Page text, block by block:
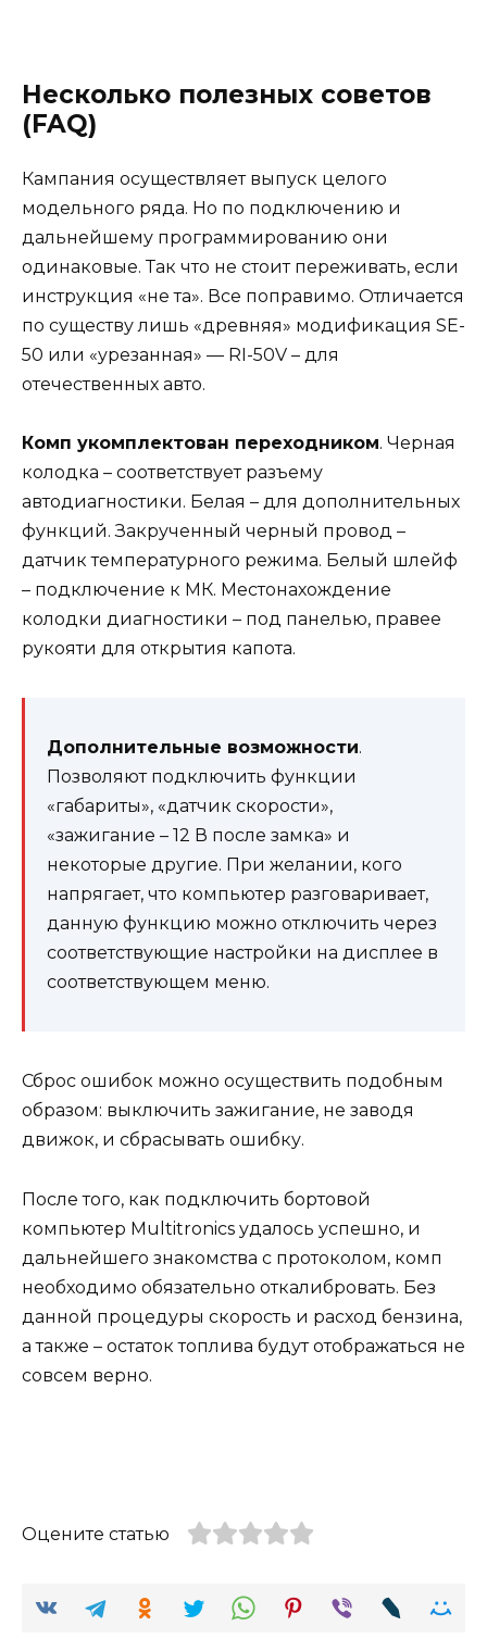
Несколько полезных советов
(FAQ)
Кампания осуществляет выпуск целого
модельного ряда. Но по подключению и
дальнейшему программированию они
одинаковые. Так что не стоит переживать, если
инструкция «не та». Все поправимо. Отличается
по существу лишь «древняя» модификация SE-
50 или «урезанная» — RI-50V – для
отечественных авто.
Комп укомплектован переходником. Черная
колодка – соответствует разъему
автодиагностики. Белая – для дополнительных
функций. Закрученный черный провод –
датчик температурного режима. Белый шлейф
– подключение к МК. Местонахождение
колодки диагностики – под панелью, правее
рукояти для открытия капота.
Дополнительные возможности.
Позволяют подключить функции
«габариты», «датчик скорости»,
«зажигание – 12 В после замка» и
некоторые другие. При желании, кого
напрягает, что компьютер разговаривает,
данную функцию можно отключить через
соответствующие настройки на дисплее в
соответствующем меню.
Сброс ошибок можно осуществить подобным
образом: выключить зажигание, не заводя
движок, и сбрасывать ошибку.
После того, как подключить бортовой
компьютер Multitronics удалось успешно, и
дальнейшего знакомства с протоколом, комп
необходимо обязательно откалибровать. Без
данной процедуры скорость и расход бензина,
а также – остаток топлива будут отображаться не
совсем верно.
Оцените статью